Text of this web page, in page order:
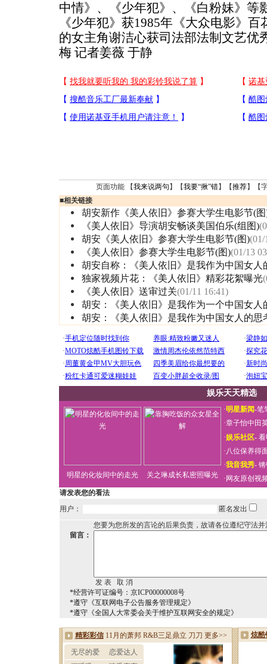
中情》、《少年犯》、《白粉妹》等
《少年犯》获1985年《大众电影》
的女主角谢洁心获司法部法制文艺
梅 记者姜薇 于静
页面功能 【我来说两句 】【我要“揪”错】【推荐】【
■相关链接
胡安新作《美人依旧》参赛大学生电影节(
《美人依旧》导演胡安畅谈美国伯乐(组图)
胡安《美人依旧》参赛大学生电影节(图)(01/
《美人依旧》参赛大学生电影节(图)(01/13
胡安自称：《美人依旧》是我作为中国女人
独家视频片花：《美人依旧》精彩花絮曝光
《美人依旧》送审过关(01/11 16:41)
胡安：《美人依旧》是我作为一个中国女人
胡安：《美人依旧》是我作为中国女人的思
娱乐天天精选
明星的化妆间中的走光 关之琳成长私密照曝光
·明星新闻-笔
·章子怡中田
·娱乐社区-看
·八位保养得
·我音我秀-
· 网友原创视
请发表您的看法
用户：
匿名发出
您要为您所发的言论的后果负责，故请各位遵纪守法
留言：
*经营许可证编号：京ICP00000008号
*遵守《互联网电子公告服务管理规定》
*遵守《全国人大常委会关于维护互联网安全的规定》